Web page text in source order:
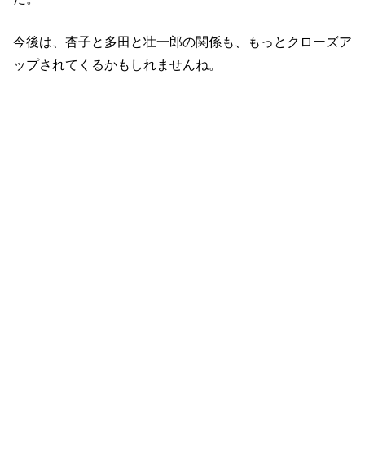
今後は、杏子と多田と壮一郎の関係も、もっとクローズア
ップされてくるかもしれませんね。